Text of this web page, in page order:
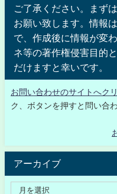
ご了承ください。まず
お願い致します。情報
で、作成後に情報が変
ネ等の著作権侵害目的
だけますと幸いです。
お問い合わせのサイトへク
ク、ボタンを押すと問い合
アーカイブ